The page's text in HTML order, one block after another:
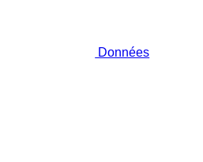
Données